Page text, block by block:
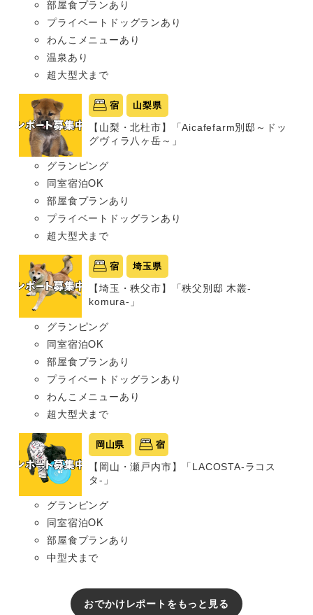
部屋食プランあり
プライベートドッグランあり
わんこメニューあり
温泉あり
超大型犬まで
宿 山梨県
【山梨・北杜市】「Aicafefarm別邸～ドッ
グヴィラ八ヶ岳～」
グランピング
同室宿泊OK
部屋食プランあり
プライベートドッグランあり
超大型犬まで
宿 埼玉県
【埼玉・秩父市】「秩父別邸 木叢-
komura-」
グランピング
同室宿泊OK
部屋食プランあり
プライベートドッグランあり
わんこメニューあり
超大型犬まで
岡山県 宿
【岡山・瀬戸内市】「LACOSTA-ラコス
タ-」
グランピング
同室宿泊OK
部屋食プランあり
中型犬まで
おでかけレポートをもっと見る